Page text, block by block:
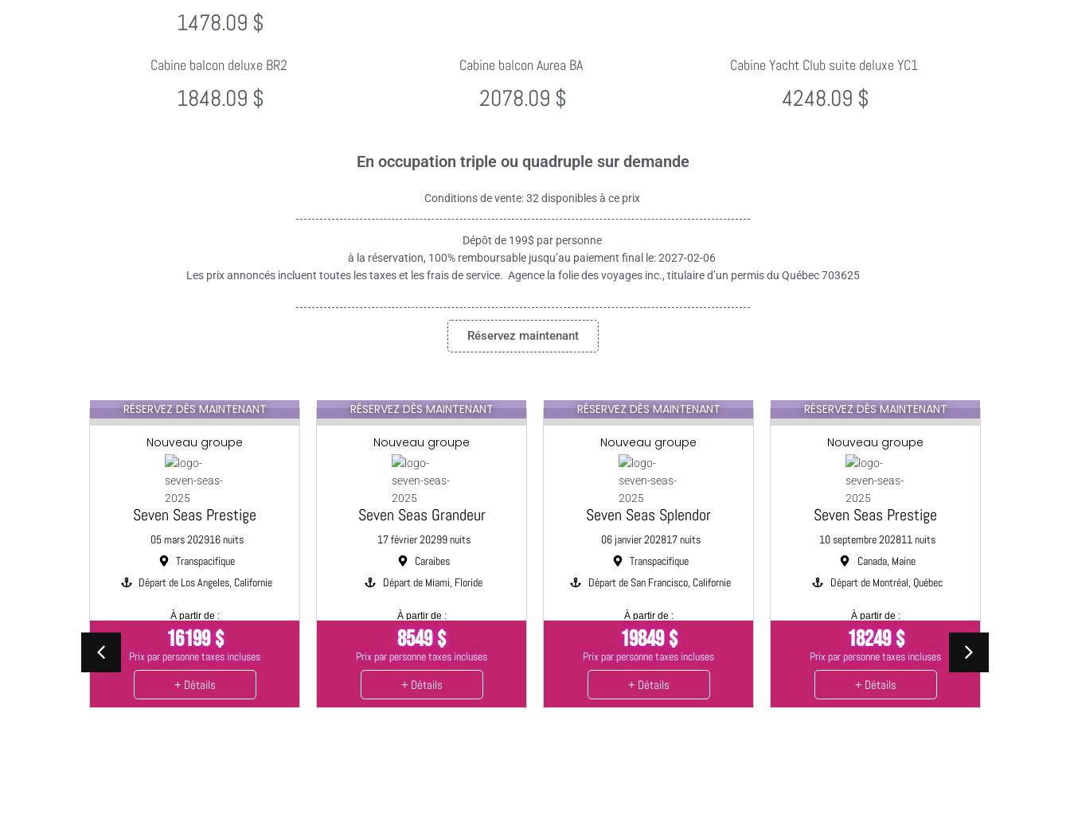
1478.09 $
Cabine balcon deluxe BR2
1848.09 $
Cabine balcon Aurea BA
2078.09 $
Cabine Yacht Club suite deluxe YC1
4248.09 $
En occupation triple ou quadruple sur demande
Conditions de vente: 32 disponibles à ce prix
Dépôt de 199$ par personne
à la réservation, 100% remboursable jusqu’au paiement final le: 2027-02-06
Les prix annoncés incluent toutes les taxes et les frais de service. Agence la folie des voyages inc., titulaire d’un permis du Québec 703625
Réservez maintenant
RÉSERVEZ DÈS MAINTENANT
Nouveau groupe
Seven Seas Prestige
05 mars 202916 nuits
Transpacifique
Départ de Los Angeles, Californie
À partir de :
16199 $
Prix par personne taxes incluses
+ Détails
RÉSERVEZ DÈS MAINTENANT
Nouveau groupe
Seven Seas Grandeur
17 février 20299 nuits
Caraibes
Départ de Miami, Floride
À partir de :
8549 $
Prix par personne taxes incluses
+ Détails
RÉSERVEZ DÈS MAINTENANT
Nouveau groupe
Seven Seas Splendor
06 janvier 202817 nuits
Transpacifique
Départ de San Francisco, Californie
À partir de :
19849 $
Prix par personne taxes incluses
+ Détails
RÉSERVEZ DÈS MAINTENANT
Nouveau groupe
Seven Seas Prestige
10 septembre 202811 nuits
Canada, Maine
Départ de Montréal, Québec
À partir de :
18249 $
Prix par personne taxes incluses
+ Détails